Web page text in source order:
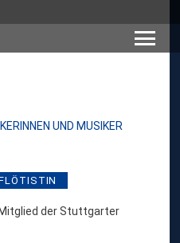
UND MUSIKERE
der Stuttgarter